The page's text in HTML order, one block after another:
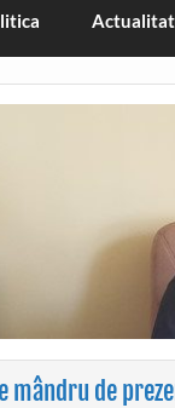
de